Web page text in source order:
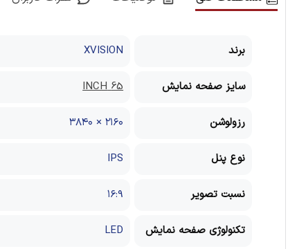
برند XVISION
سایز صفحه نمایش 65 INCH
رزولوشن ۲۱۶۰ × ۳۸۴۰
نوع پنل IPS
نسبت تصویر ۱۶:۹
تکنولوژی صفحه نمایش LED